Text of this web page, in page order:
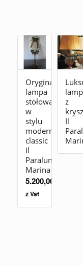
Oryginalna
lampa
stołowa
w
stylu
modern
classic
Il
Paralume
Marina
5.200,00
z Vat
z
Il